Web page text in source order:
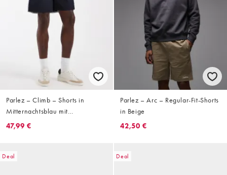
Parlez – Climb – Shorts in
Mitternachtsblau mit
kontrastierenden Seitenstreifen
47,99 €
Parlez – Arc – Regular-Fit-Shorts
in Beige
42,50 €
Deal Deal